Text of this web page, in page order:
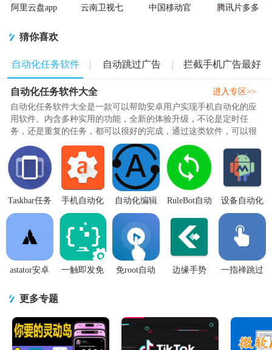
阿里云盘app
云南卫视七
中国移动官
腾讯片多多
猜你喜欢
自动化任务软件
大全
自动跳过广告 拦截手机广告最好
软件
自动化任务软件大全
自动化任务软件大全是一款可以帮助安卓用户实现手机自动化的应
用软件。内含多种实用的功能，全新的体验升级，不论是定时任
务，还是重复的任务，都可以很好的完成，通过这类软件，可以很
好的满足用户的需求，都是可以利用这些工具去执行的，是帮助用
户解放双手的好工具哦，免root，操作起来也十分的简单，能够实
现这类自动化功能的软件有很多，那么怎么才能选择最适合自己的
呢，j9p小编特意为广大用户整理了相关的应用软件，..
进入专区>>
Taskbar任务
栏app6.2.2
手机自动化
任务软件
(aProfiles
pro)v3.61 中
文专业版
自动化编辑
器答题插件
版
RuleBot自动
1.0.88 安卓
免费版
设备自动化
MacroDroid
中文版
v5.63.15 高
级专业版
astator安卓
0.4.0 安卓免
一触即发免
免root自动
边缘手势
免费版
一指禅跳过
更多专题